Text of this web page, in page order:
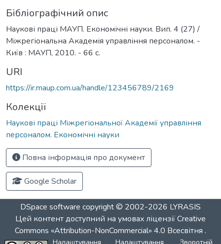
Бібліографічний опис
Наукові праці МАУП. Економічні науки. Вип. 4 (27) /
Міжрегіональна Академія управління персоналом. -
Київ : МАУП, 2010. - 66 с.
URI
https://ir.maup.com.ua/handle/123456789/2169
Колекції
Наукові праці Міжрегіональної Академії управління
персоналом. Економічні науки
Повна інформація про документ
Google Scholar
DSpace software copyright © 2002-2026 LYRASIS
Цей контент доступний на умовах ліцензіїCreative
Commons «Attribution-NonCommercial» 4.0 Всесвітня .